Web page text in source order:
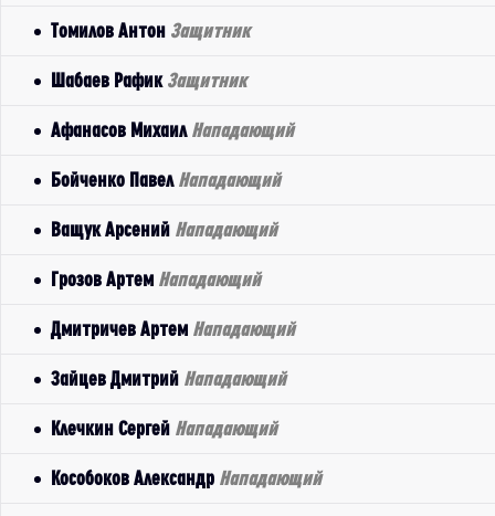
Томилов Антон Защитник
Шабаев Рафик Защитник
Афанасов Михаил Нападающий
Бойченко Павел Нападающий
Ващук Арсений Нападающий
Грозов Артем Нападающий
Дмитричев Артем Нападающий
Зайцев Дмитрий Нападающий
Клечкин Сергей Нападающий
Кособоков Александр Нападающий